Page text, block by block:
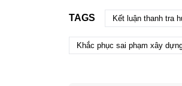
TAGS Kết luận thanh tra
Khắc phục sai phạm xây